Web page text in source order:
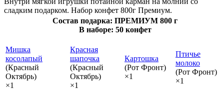
сладким подарком. Набор конфет 800г Премиум.
Состав подарка: ПРЕМИУМ 800 г
В наборе: 50 конфет
Мишка
косолапый
(Красный
Октябрь)
×1
Красная
шапочка
(Красный
Октябрь)
×1
Картошка
(Рот Фронт)
×1
Птичье
молоко
(Рот Фронт)
×1